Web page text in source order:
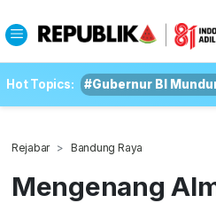
Hot Topics: #Gubernur BI
Rejabar Bandung Raya
Mengenang